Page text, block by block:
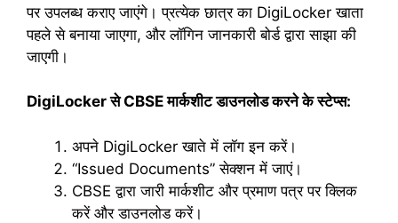
पर उपलब्ध कराए जाएंगे। प्रत्येक छात्र का DigiLocker खाता
पहले से बनाया जाएगा, और लॉगिन जानकारी बोर्ड द्वारा साझा की
जाएगी।
DigiLocker से CBSE मार्कशीट डाउनलोड करने के स्टेप्स:
अपने DigiLocker खाते में लॉग इन करें।
“Issued Documents” सेक्शन में जाएं।
CBSE द्वारा जारी मार्कशीट और प्रमाण पत्र पर क्लिक
करें और डाउनलोड करें।